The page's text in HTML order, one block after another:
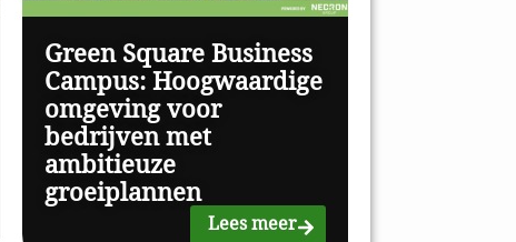
Green Square Business
Campus: Hoogwaardige
omgeving voor
bedrijven met
ambitieuze
groeiplannen
Lees meer